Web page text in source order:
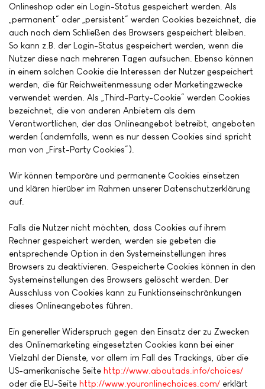
Onlineshop oder ein Login-Status gespeichert werden. Als
„permanent“ oder „persistent“ werden Cookies bezeichnet, die
auch nach dem Schließen des Browsers gespeichert bleiben.
So kann z.B. der Login-Status gespeichert werden, wenn die
Nutzer diese nach mehreren Tagen aufsuchen. Ebenso können
in einem solchen Cookie die Interessen der Nutzer gespeichert
werden, die für Reichweitenmessung oder Marketingzwecke
verwendet werden. Als „Third-Party-Cookie“ werden Cookies
bezeichnet, die von anderen Anbietern als dem
Verantwortlichen, der das Onlineangebot betreibt, angeboten
werden (andernfalls, wenn es nur dessen Cookies sind spricht
man von „First-Party Cookies“).
Wir können temporäre und permanente Cookies einsetzen
und klären hierüber im Rahmen unserer Datenschutzerklärung
auf.
Falls die Nutzer nicht möchten, dass Cookies auf ihrem
Rechner gespeichert werden, werden sie gebeten die
entsprechende Option in den Systemeinstellungen ihres
Browsers zu deaktivieren. Gespeicherte Cookies können in den
Systemeinstellungen des Browsers gelöscht werden. Der
Ausschluss von Cookies kann zu Funktionseinschränkungen
dieses Onlineangebotes führen.
Ein genereller Widerspruch gegen den Einsatz der zu Zwecken
des Onlinemarketing eingesetzten Cookies kann bei einer
Vielzahl der Dienste, vor allem im Fall des Trackings, über die
US-amerikanische Seite http://www.aboutads.info/choices/
oder die EU-Seite http://www.youronlinechoices.com/ erklärt